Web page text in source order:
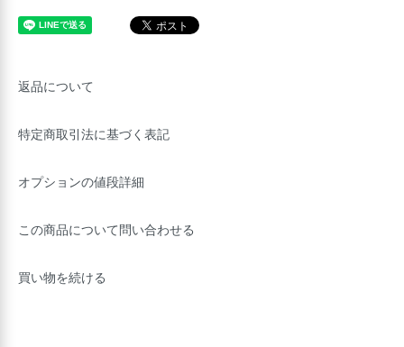
返品について
特定商取引法に基づく表記
オプションの値段詳細
この商品について問い合わせる
買い物を続ける